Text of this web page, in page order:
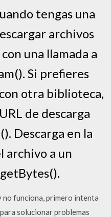
tengas una
archivos
una llamada a
Si prefieres
otra biblioteca,
de descarga
Descarga en la
archivo a un
no funciona, primero intenta
solucionar problemas